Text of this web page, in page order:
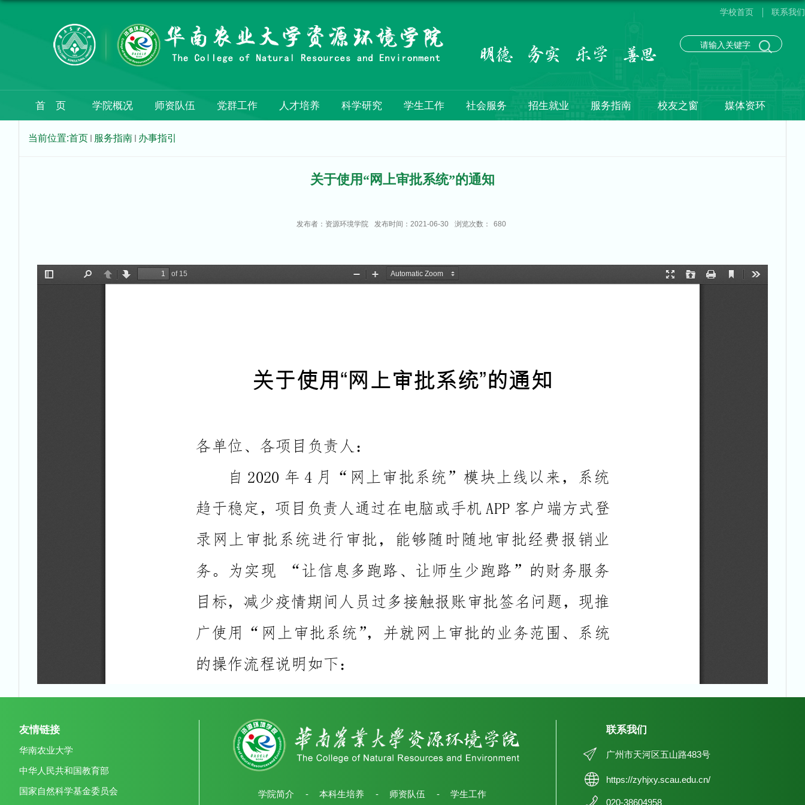
学校首页 联系我们
首 页 学院概况 师资队伍 党群工作 人才培养 科学研究 学生工作 社会服务 招生就业 服务指南 校友之窗 媒体资环
当前位置:首页 服务指南 办事指引
关于使用“网上审批系统”的通知
发布者：资源环境学院 发布时间：2021-06-30 浏览次数： 680
友情链接
华南农业大学
中华人民共和国教育部
国家自然科学基金委员会
学院简介 - 本科生培养 - 师资队伍 - 学生工作
联系我们
广州市天河区五山路483号
https://zyhjxy.scau.edu.cn/
020-38604958